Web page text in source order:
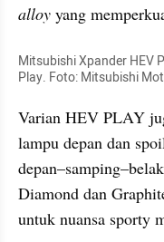
alloy yang
Mitsubishi Xpander HEV
Play. Foto: Mitsubishi
Varian HEV PLAY
lampu depan dan
Diamond dan
untuk nuansa sporty